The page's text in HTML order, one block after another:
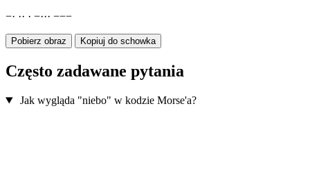
−· ·· · −··· −−−
Pobierz obraz Kopiuj do schowka
Często zadawane pytania
Jak wygląda "niebo" w kodzie Morse'a?